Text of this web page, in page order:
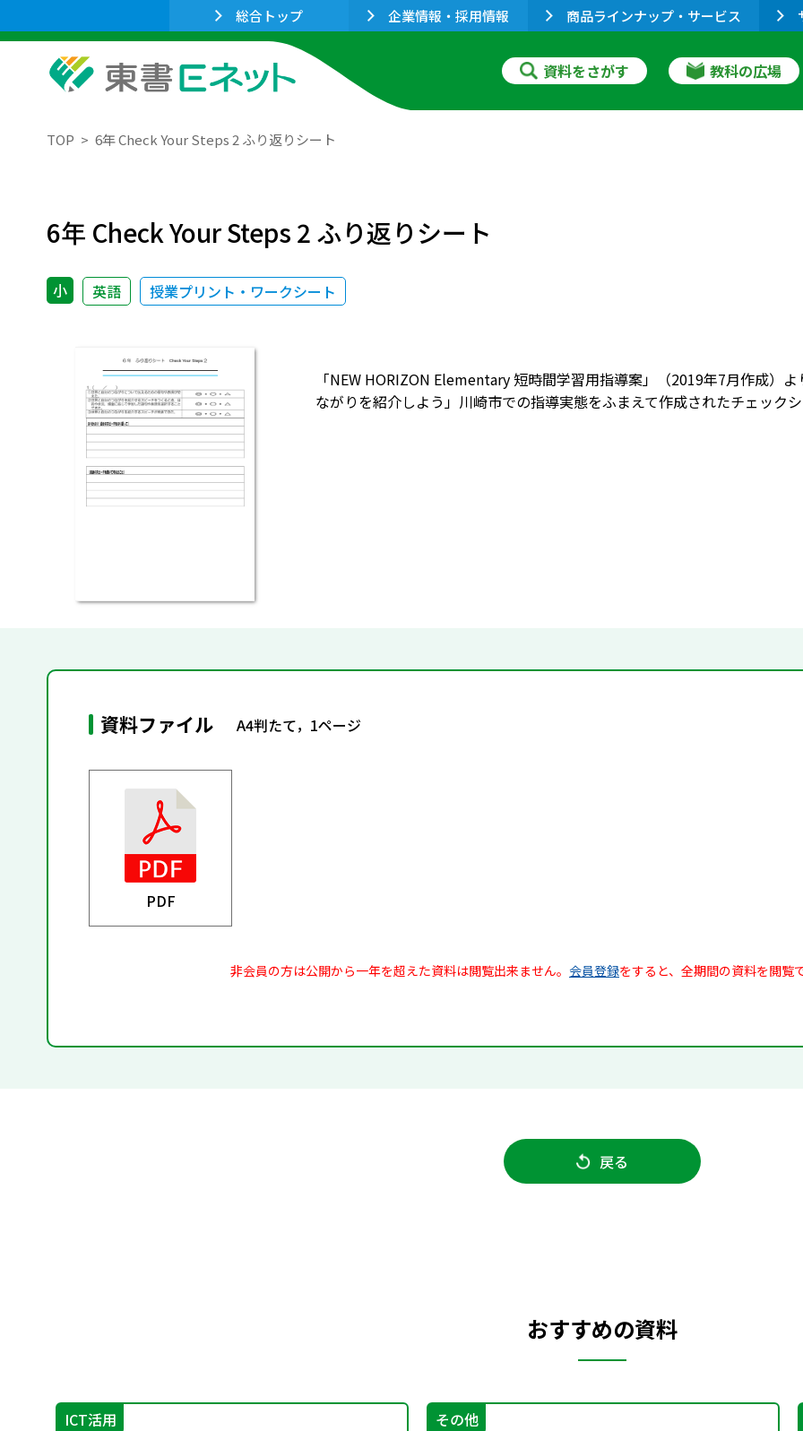
総合トップ 企業情報・採用情報 商品ラインナップ・サービス
資料をさがす 教科の広場
TOP 6年 Check Your Steps 2 ふり返りシート
6年 Check Your Steps 2 ふり返りシート
小 英語 授業プリント・ワークシート
「NEW HORIZON Elementary 短時間学習用指導案」（2019年7月作成
ながりを紹介しよう」川崎市での指導実態をふまえて作成されたチェック
資料ファイル A4判たて，1ページ
PDF
非会員の方は公開から一年を超えた資料は閲覧出来ません。 会員登録をすると、全期間の資料を閲覧
戻る
おすすめの資料
ICT活用
その他